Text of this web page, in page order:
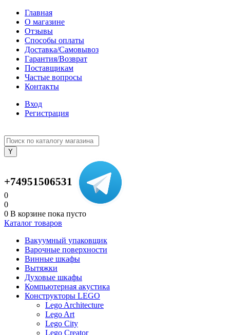
Главная
О магазине
Отзывы
Способы оплаты
Доставка/Самовывоз
Гарантия/Возврат
Поставщикам
Частые вопросы
Контакты
Вход
Регистрация
+74951506531
0
0
0 В корзине пока пусто
Каталог товаров
Вакуумный упаковщик
Варочные поверхности
Винные шкафы
Вытяжки
Духовые шкафы
Компьютерная акустика
Конструкторы LEGO
Lego Architecture
Lego Art
Lego City
Lego Creator